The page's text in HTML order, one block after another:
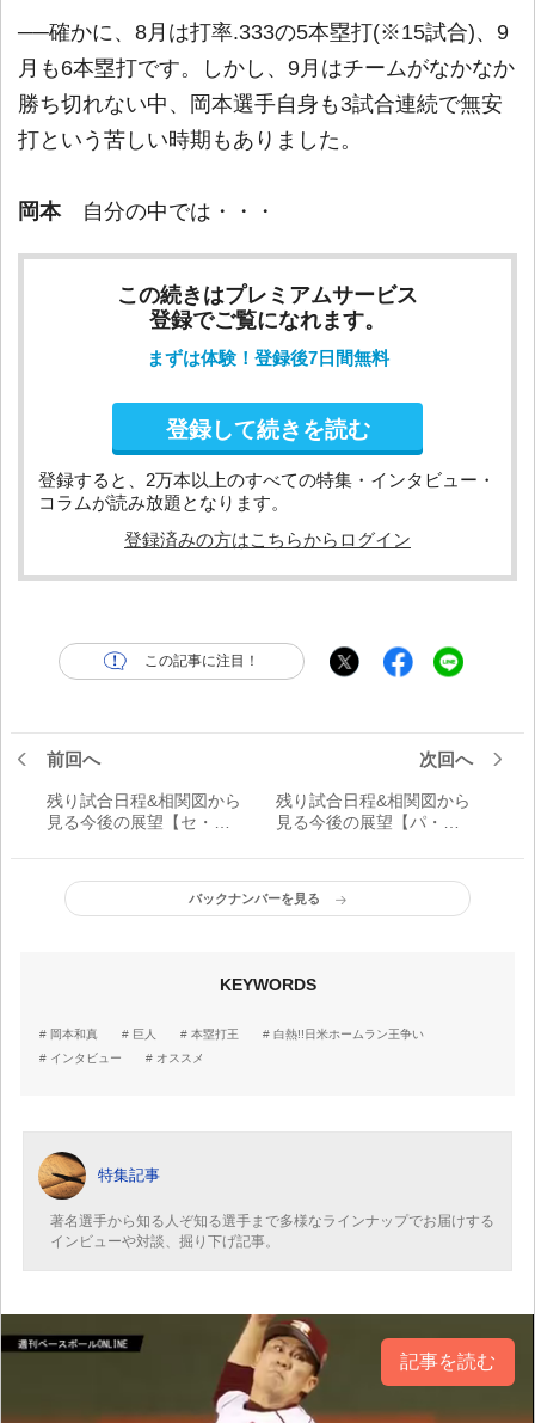
──確かに、8月は打率.333の5本塁打(※15試合)、9
月も6本塁打です。しかし、9月はチームがなかなか
勝ち切れない中、岡本選手自身も3試合連続で無安
打という苦しい時期もありました。
岡本自分の中では・・・
この続きはプレミアムサービス
登録でご覧になれます。
まずは体験！登録後7日間無料
登録して続きを読む
登録すると、2万本以上のすべての特集・インタビュー・
コラムが読み放題となります。
登録済みの方はこちらからログイン
この記事に注目！
前回へ
残り試合日程&相関図から
見る今後の展望【セ・リ
次回へ
残り試合日程&相関図から
見る今後の展望【パ・リ
バックナンバーを見る
KEYWORDS
岡本和真 巨人 本塁打王
白熱!!日米ホームラン王争い
インタビュー
オススメ
特集記事
著名選手から知る人ぞ知る選手まで多様なラインナップでお届けする
インビューや対談、掘り下げ記事。
記事を読む